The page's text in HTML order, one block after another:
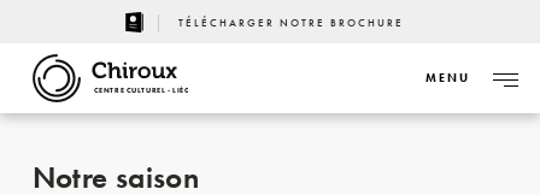
TÉLÉCHARGER NOTRE BROCHURE
CENTRE CULTUREL - LIÈGE
MENU
Notre saison